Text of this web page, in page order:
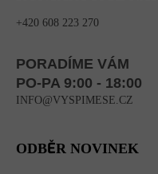
+420 608 223 270
PORADÍME VÁM
PO-PA 9:00 - 18:00
INFO@VYSPIMESE.CZ
ODBĚR NOVINEK